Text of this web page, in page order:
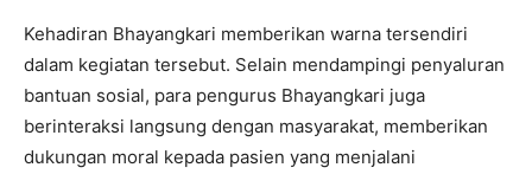
Kehadiran Bhayangkari memberikan warna tersendiri
dalam kegiatan tersebut. Selain mendampingi penyaluran
bantuan sosial, para pengurus Bhayangkari juga
berinteraksi langsung dengan masyarakat, memberikan
dukungan moral kepada pasien yang menjalani